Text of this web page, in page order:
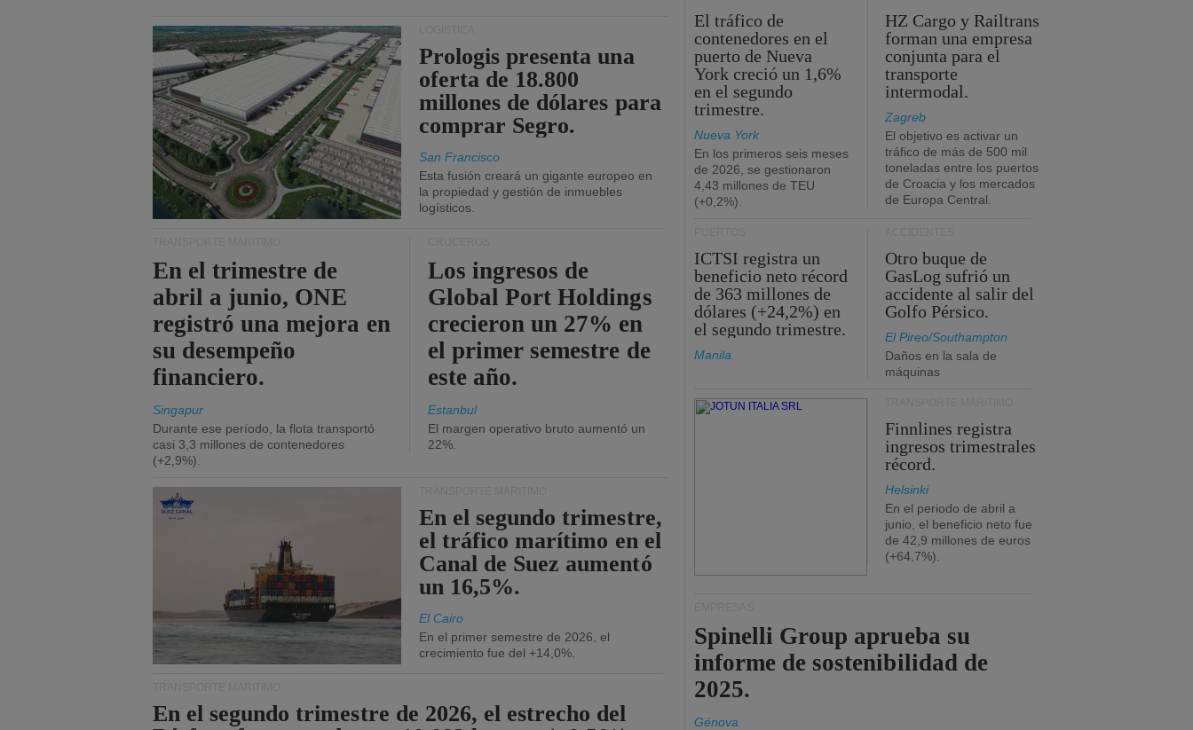
Prologis presenta una
oferta de 18.800
millones de dólares para
comprar Segro.
San Francisco
Esta fusión creará un gigante europeo en
la propiedad y gestión de inmuebles
logísticos.
En el trimestre de
abril a junio, ONE
registró una mejora en
su desempeño
financiero.
Singapur
Durante ese período, la flota transportó
casi 3,3 millones de contenedores
(+2,9%).
Los ingresos de
Global Port Holdings
crecieron un 27% en
el primer semestre de
este año.
Estanbul
El margen operativo bruto aumentó un
22%.
En el segundo trimestre,
el tráfico marítimo en el
Canal de Suez aumentó
un 16,5%.
El Cairo
En el primer semestre de 2026, el
crecimiento fue del +14,0%.
En el segundo trimestre de 2026, el estrecho del
El tráfico de
contenedores en el
puerto de Nueva
York creció un 1,6%
en el segundo
trimestre.
Nueva York
En los primeros seis meses
de 2026, se gestionaron
4,43 millones de TEU
(+0,2%).
HZ Cargo y Railtrans
forman una empresa
conjunta para el
transporte
intermodal.
Zagreb
El objetivo es activar un
tráfico de más de 500 mil
toneladas entre los puertos
de Croacia y los mercados
de Europa Central.
ICTSI registra un
beneficio neto récord
de 363 millones de
dólares (+24,2%) en
el segundo trimestre.
Manila
Otro buque de
GasLog sufrió un
accidente al salir del
Golfo Pérsico.
El Pireo/Southampton
Daños en la sala de
máquinas
Finnlines registra
ingresos trimestrales
récord.
Helsinki
En el periodo de abril a
junio, el beneficio neto fue
de 42,9 millones de euros
(+64,7%).
Spinelli Group aprueba su
informe de sostenibilidad de
2025.
Génova